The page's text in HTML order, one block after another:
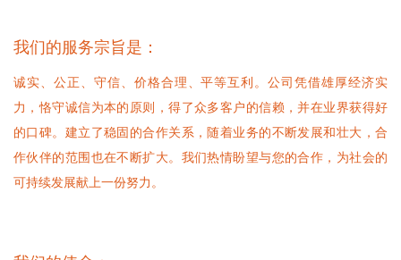
我们的服务宗旨是：
诚实、公正、守信、价格合理、平等互利。公司凭借雄厚经济实
力，恪守诚信为本的原则，得了众多客户的信赖，并在业界获得好
的口碑。建立了稳固的合作关系，随着业务的不断发展和壮大，合
作伙伴的范围也在不断扩大。我们热情盼望与您的合作，为社会的
可持续发展献上一份努力。